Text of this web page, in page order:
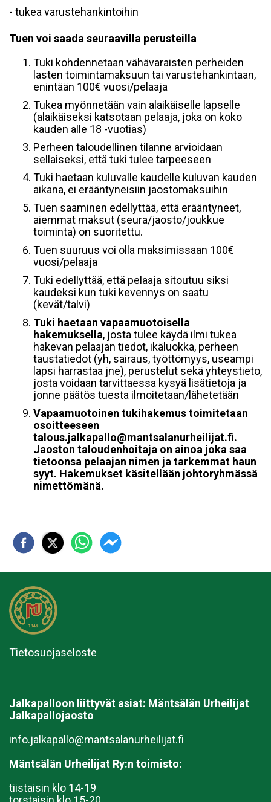
- tukea varustehankintoihin
Tuen voi saada seuraavilla perusteilla
Tuki kohdennetaan vähävaraisten perheiden
lasten toimintamaksuun tai varustehankintaan,
enintään 100€ vuosi/pelaaja
Tukea myönnetään vain alaikäiselle lapselle
(alaikäiseksi katsotaan pelaaja, joka on koko
kauden alle 18 -vuotias)
Perheen taloudellinen tilanne arvioidaan
sellaiseksi, että tuki tulee tarpeeseen
Tuki haetaan kuluvalle kaudelle kuluvan kauden
aikana, ei erääntyneisiin jaostomaksuihin
Tuen saaminen edellyttää, että erääntyneet,
aiemmat maksut (seura/jaosto/joukkue
toiminta) on suoritettu.
Tuen suuruus voi olla maksimissaan 100€
vuosi/pelaaja
Tuki edellyttää, että pelaaja sitoutuu siksi
kaudeksi kun tuki kevennys on saatu
(kevät/talvi)
Tuki haetaan vapaamuotoisella
hakemuksella, josta tulee käydä ilmi tukea
hakevan pelaajan tiedot, ikäluokka, perheen
taustatiedot (yh, sairaus, työttömyys, useampi
lapsi harrastaa jne), perustelut sekä yhteystieto,
josta voidaan tarvittaessa kysyä lisätietoja ja
jonne päätös tuesta ilmoitetaan/lähetetään
Vapaamuotoinen tukihakemus toimitetaan
osoitteeseen
talous.jalkapallo@mantsalanurheilijat.fi.
Jaoston taloudenhoitaja on ainoa joka saa
tietoonsa pelaajan nimen ja tarkemmat haun
syyt. Hakemukset käsitellään johtoryhmässä
nimettömänä.
Tietosuojaseloste
Jalkapalloon liittyvät asiat: Mäntsälän Urheilijat
Jalkapallojaosto
info.jalkapallo@mantsalanurheilijat.fi
Mäntsälän Urheilijat Ry:n toimisto:
tiistaisin klo 14-19